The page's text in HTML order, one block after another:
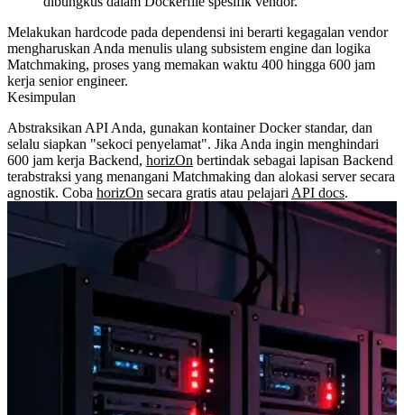
Melakukan hardcode pada dependensi ini berarti kegagalan vendor
mengharuskan Anda menulis ulang subsistem engine dan logika
Matchmaking, proses yang memakan waktu 400 hingga 600 jam
kerja senior engineer.
Kesimpulan
Abstraksikan API Anda, gunakan kontainer Docker standar, dan
selalu siapkan "sekoci penyelamat". Jika Anda ingin menghindari
600 jam kerja Backend, horizOn bertindak sebagai lapisan Backend
terabstraksi yang menangani Matchmaking dan alokasi server secara
agnostik. Coba horizOn secara gratis atau pelajariAPI docs.